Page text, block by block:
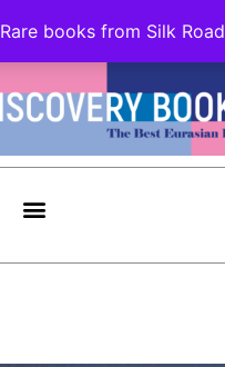
Rare books from Silk Road